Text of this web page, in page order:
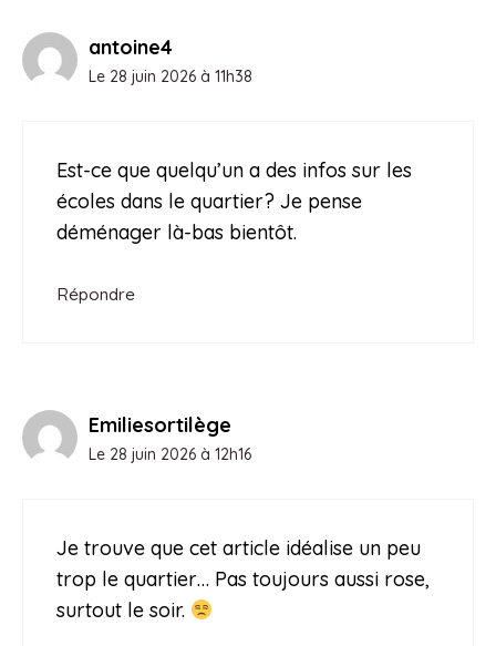
antoine4
Le 28 juin 2026 à 11h38
Est-ce que quelqu’un a des infos sur les
écoles dans le quartier? Je pense
déménager là-bas bientôt.
Répondre
Emiliesortilège
Le 28 juin 2026 à 12h16
Je trouve que cet article idéalise un peu
trop le quartier… Pas toujours aussi rose,
surtout le soir.